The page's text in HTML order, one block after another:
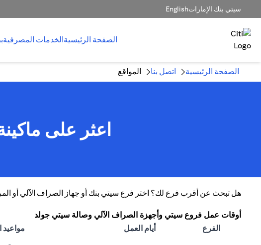
سيتي بنك الإماراتEnglish
الصفحة الرئيسيةالخدمات المصرفية
الصفحة الرئيسية اتصل بنا المواقع
اعثر على
هل تبحث عن أقرب فرع لك؟ اختر فرع سيتي بنك أو جهاز الصراف الآلي أو
أوقات عمل فروع سيتي وأجهزة الصراف الآلي وصالة سيتي جولد
الفرع
أيام العمل